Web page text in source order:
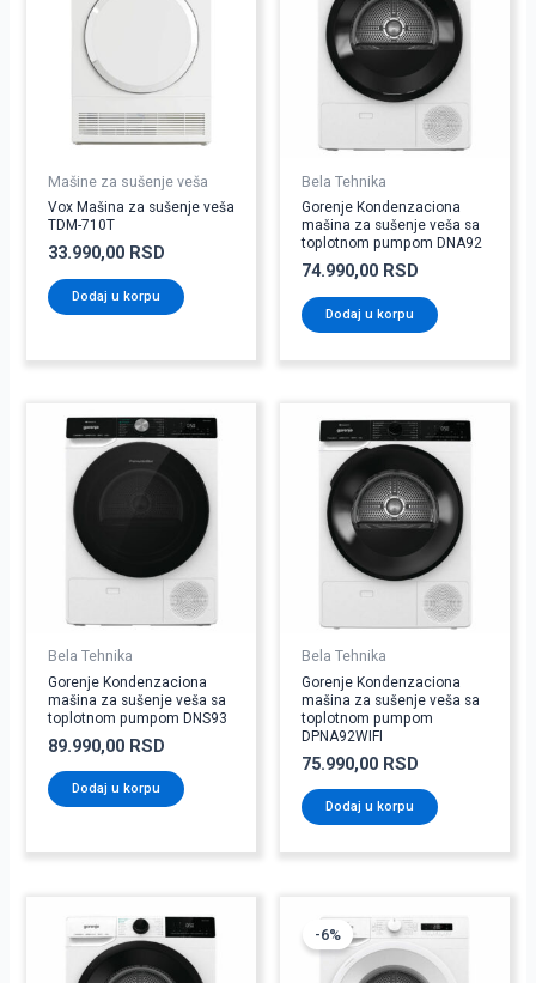
Mašine za sušenje veša
Vox Mašina za sušenje veša
TDM-710T
33.990,00 RSD
Dodaj u korpu
Bela Tehnika
Gorenje Kondenzaciona
mašina za sušenje veša sa
toplotnom pumpom DNA92
74.990,00 RSD
Dodaj u korpu
Bela Tehnika
Gorenje Kondenzaciona
mašina za sušenje veša sa
toplotnom pumpom DNS93
89.990,00 RSD
Dodaj u korpu
Bela Tehnika
Gorenje Kondenzaciona
mašina za sušenje veša sa
toplotnom pumpom
DPNA92WIFI
75.990,00 RSD
Dodaj u korpu
-6%
cena
je
bila:
cena
je:
52.600,00